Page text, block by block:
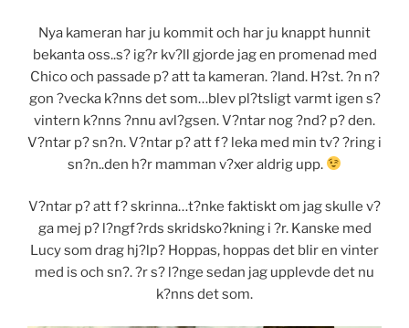
Nya kameran har ju kommit och har ju knappt hunnit
bekanta oss..s? ig?r kv?ll gjorde jag en promenad med
Chico och passade p? att ta kameran. ?land. H?st. ?n n?
gon ?vecka k?nns det som…blev pl?tsligt varmt igen s?
vintern k?nns ?nnu avl?gsen. V?ntar nog ?nd? p? den.
V?ntar p? sn?n. V?ntar p? att f? leka med min tv? ?ring i
sn?n..den h?r mamman v?xer aldrig upp.
V?ntar p? att f? skrinna…t?nke faktiskt om jag skulle v?
ga mej p? l?ngf?rds skridsko?kning i ?r. Kanske med
Lucy som drag hj?lp? Hoppas, hoppas det blir en vinter
med is och sn?. ?r s? l?nge sedan jag upplevde det nu
k?nns det som.